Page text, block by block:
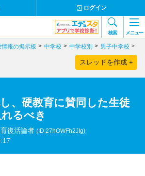
ログイン
検索 メニュー
情報の掲示板 中学校 中学校別 男子中学校
スレッドを作成 +
、硬教育に賛同した生徒
るべき
復活論者 (ID:27hOWFh2JIg)